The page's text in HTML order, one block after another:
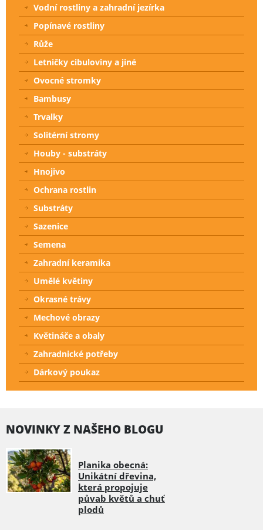
Vodní rostliny a zahradní jezírka
Popínavé rostliny
Růže
Letničky cibuloviny a jiné
Ovocné stromky
Bambusy
Trvalky
Solitérní stromy
Houby - substráty
Hnojivo
Ochrana rostlin
Substráty
Sazenice
Semena
Zahradní keramika
Umělé květiny
Okrasné trávy
Mechové obrazy
Květináče a obaly
Zahradnické potřeby
Dárkový poukaz
NOVINKY Z NAŠEHO BLOGU
Planika obecná:
Unikátní dřevina,
která propojuje
půvab květů a chuť
plodů